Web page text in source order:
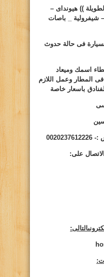
)) هيونداى –
– شيفرولية _ باصات
فى حالة حدوث
اسمك وميعاد
المطار وعمل اللازم
باسعار خاصة
:-
0020237612226
على:
:
: